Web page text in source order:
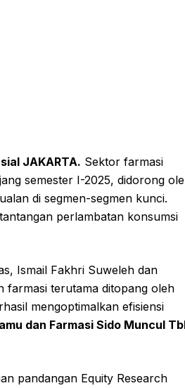
JAKARTA. Sektor farmasi
semester I-2025, didorong
di segmen-segmen kunci.
perlambatan konsumsi
Ismail Fakhri Suweleh dan
farmasi terutama ditopang oleh
mengoptimalkan efisiensi
dan Farmasi Sido Muncul
pandangan Equity Research